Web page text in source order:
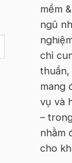
mềm
ngũ
chỉ
thuần,
mang
vụ và
–
nhằm
cho